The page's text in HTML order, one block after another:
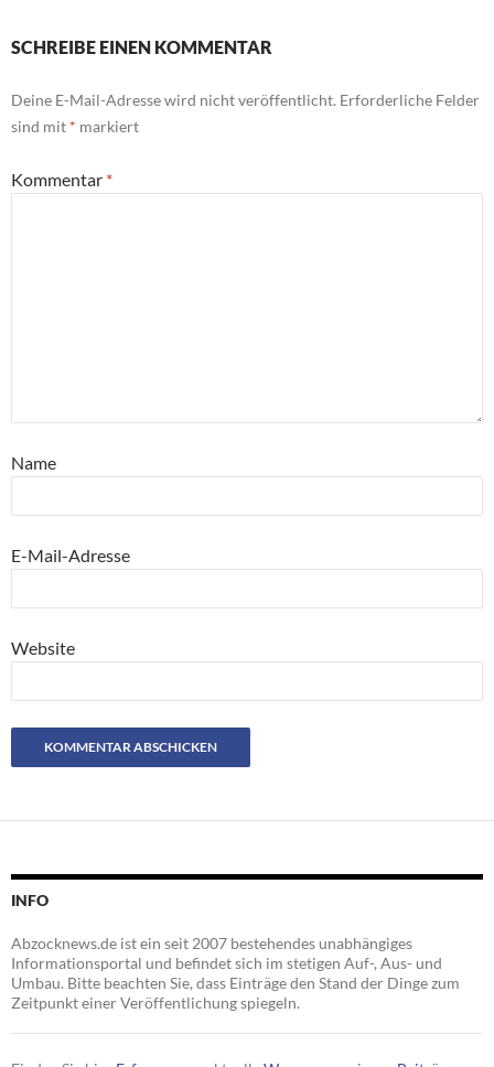
SCHREIBE EINEN KOMMENTAR
Deine E-Mail-Adresse wird nicht veröffentlicht. Erforderliche Felder
sind mit * markiert
Kommentar *
Name
E-Mail-Adresse
Website
INFO
Abzocknews.de ist ein seit 2007 bestehendes unabhängiges
Informationsportal und befindet sich im stetigen Auf-, Aus- und
Umbau. Bitte beachten Sie, dass Einträge den Stand der Dinge zum
Zeitpunkt einer Veröffentlichung spiegeln.